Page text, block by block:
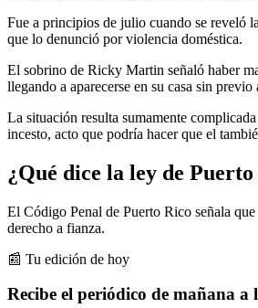
Fue a principios de julio cuando se reveló
que lo denunció por violencia doméstica.
El sobrino de Ricky Martin señaló haber
llegando a aparecerse en su casa sin previo
La situación resulta sumamente
incesto, acto que podría hacer que el
¿Qué dice la ley de
El Código Penal de Puerto Rico señala
derecho a fianza.
📰 Tu edición de hoy
Recibe el periódico de mañana a